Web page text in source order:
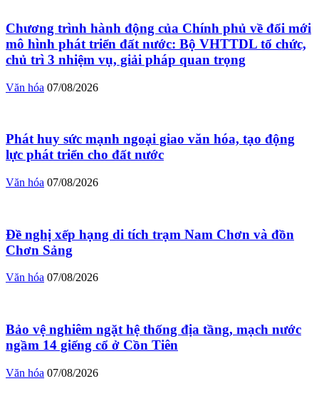
Chương trình hành động của Chính phủ về đổi mới
mô hình phát triển đất nước: Bộ VHTTDL tổ chức,
chủ trì 3 nhiệm vụ, giải pháp quan trọng
Văn hóa 07/08/2026
Phát huy sức mạnh ngoại giao văn hóa, tạo động
lực phát triển cho đất nước
Văn hóa 07/08/2026
Đề nghị xếp hạng di tích trạm Nam Chơn và đồn
Chơn Sảng
Văn hóa 07/08/2026
Bảo vệ nghiêm ngặt hệ thống địa tầng, mạch nước
ngầm 14 giếng cổ ở Cồn Tiên
Văn hóa 07/08/2026